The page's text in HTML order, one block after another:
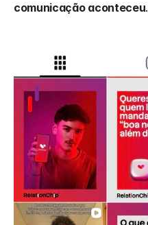
comunicação aconteceu.